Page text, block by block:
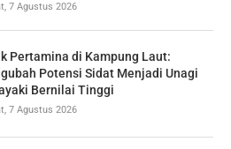
7 Agustus 2026
Pertamina di Kampung Laut:
Potensi Sidat Menjadi Unagi
Bernilai Tinggi
7 Agustus 2026